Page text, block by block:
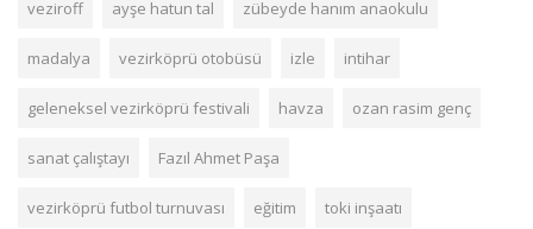
veziroff ayşe hatun tal zübeyde hanım anaokulu
madalya vezirköprü otobüsü izle intihar
geleneksel vezirköprü festivali havza ozan rasim genç
sanat çalıştayı Fazıl Ahmet Paşa
vezirköprü futbol turnuvası eğitim toki inşaatı